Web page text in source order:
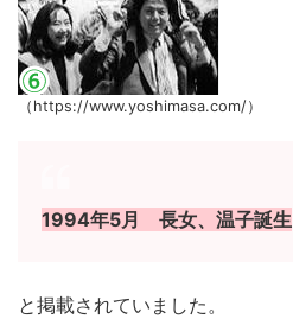
（https://www.yoshimasa.com/）
1994年5月 長女、温子誕生
と掲載されていました。